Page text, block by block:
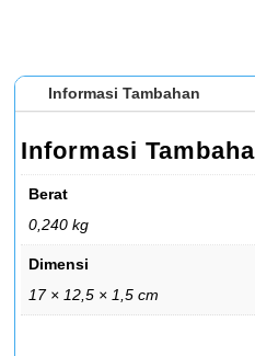
Informasi Tambahan
Informasi
Berat
0,240 kg
Dimensi
17 × 12,5 × 1,5 cm